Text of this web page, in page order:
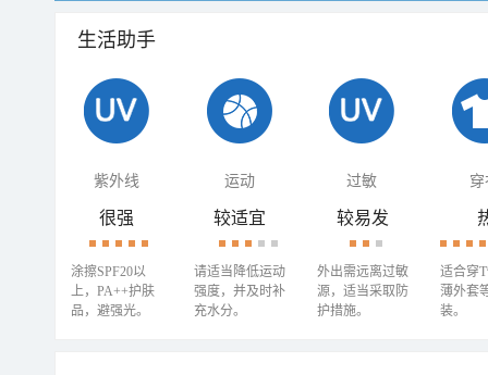
生活助手
紫外线 运动 过敏 穿
很强
涂擦SPF20以
上，PA++护肤
品，避强光。
较适宜
请适当降低运动
强度，并及时补
充水分。
较易发
外出需远离过敏
源，适当采取防
护措施。
适合穿
薄外套
装。